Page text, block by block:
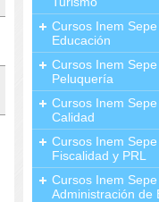
Cursos Inem
Educación
Cursos Inem
Peluquería
Cursos Inem
Calidad
Cursos Inem
Fiscalidad y PRL
Cursos Inem
Administración de